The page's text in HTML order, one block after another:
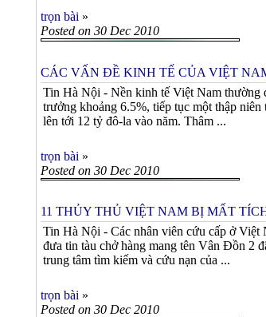
trọn bài »
Posted on 30 Dec 2010
CÁC VẤN ĐỀ KINH TẾ CỦA VIỆT
Tin Hà Nội - Nền kinh tế Việt Nam thường
trưởng khoảng 6.5%, tiếp tục một thập
lên tới 12 tỷ đô-la vào năm. Thâm ...
trọn bài »
Posted on 30 Dec 2010
11 THỦY THỦ VIỆT NAM BỊ MẤT
Tin Hà Nội - Các nhân viên cứu cấp ở Việt
đưa tin tàu chở hàng mang tên Vân Đồn 2
trung tâm tìm kiếm và cứu nạn của ...
trọn bài »
Posted on 30 Dec 2010